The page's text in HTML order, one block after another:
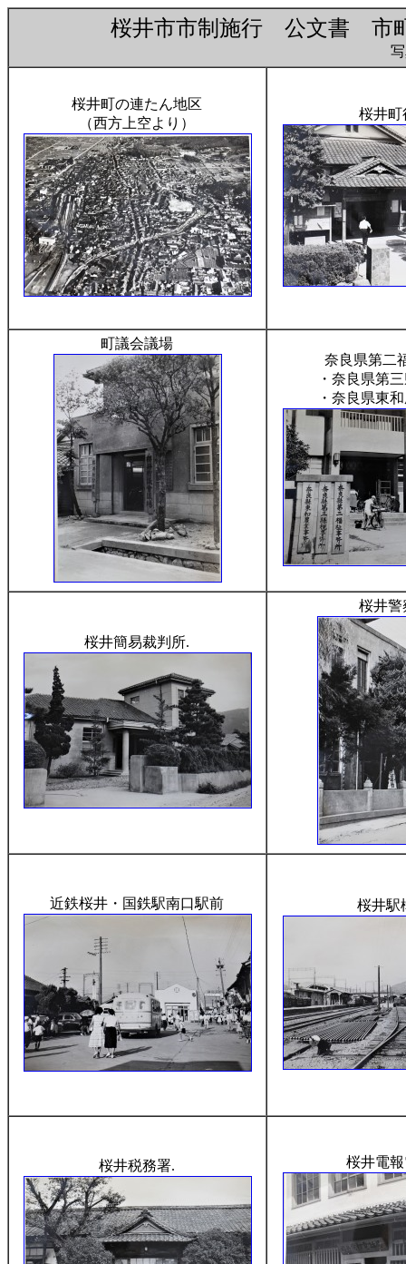
桜井市市制施行 公文書 市
桜井町の連たん地区
（西方上空より）
桜井町
町議会議場
奈良県第二
・奈良県第
・奈良県東
桜井簡易裁判所.
桜井警
近鉄桜井・国鉄駅南口駅前 桜井駅
桜井税務署. 桜井電